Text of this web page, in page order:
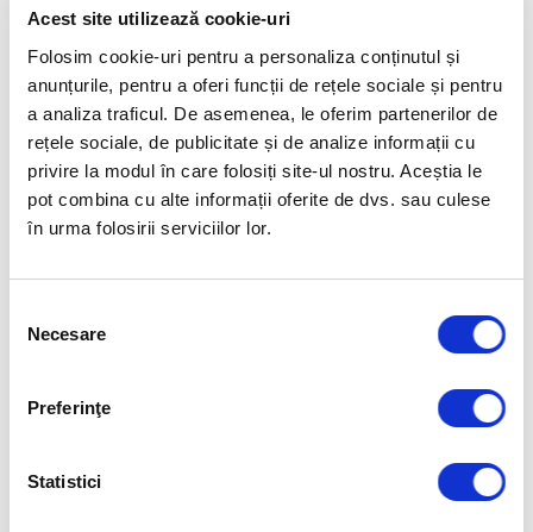
Acest site utilizează cookie-uri
Folosim cookie-uri pentru a personaliza conținutul și
anunțurile, pentru a oferi funcții de rețele sociale și pentru
a analiza traficul. De asemenea, le oferim partenerilor de
rețele sociale, de publicitate și de analize informații cu
privire la modul în care folosiți site-ul nostru. Aceștia le
pot combina cu alte informații oferite de dvs. sau culese
în urma folosirii serviciilor lor.
consimțământului
Necesare
Preferinţe
Statistici
Oamenii sunt mereu motivati. Ceva ne misca sa
trecem la o anumita actiune sau ceva ne
determina la inactiune. Oamenii maturi se
disting de cei imaturi prin faptul ca stiu sa-si
aleaga o motivatie optima pentru actiunile sau
inactiunile lor. Iar mtivatiile optime determina
imaturi sunt defensivi pentru ca isi aleg
READ MORE